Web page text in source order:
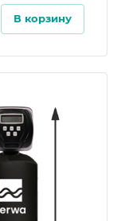
В корзину